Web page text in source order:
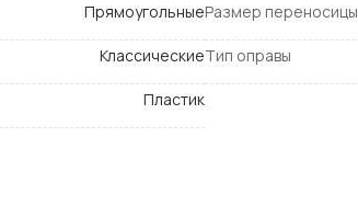
Прямоугольные
Классические
Пластик
Размер переносицы
Тип оправы